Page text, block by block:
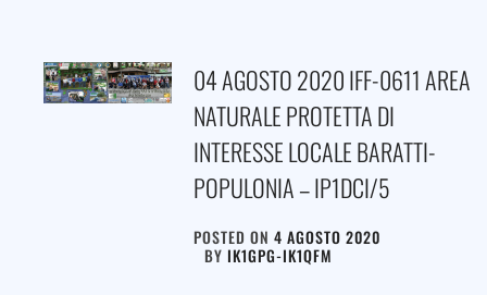
04 AGOSTO 2020 IFF-0611 AREA
NATURALE PROTETTA DI
INTERESSE LOCALE BARATTI-
POPULONIA – IP1DCI/5
POSTED ON 4 AGOSTO 2020
BY IK1GPG-IK1QFM